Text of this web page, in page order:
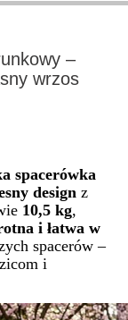
–
wrzos
spacerówka
design z
10,5 kg,
i łatwa w
spacerów –
i